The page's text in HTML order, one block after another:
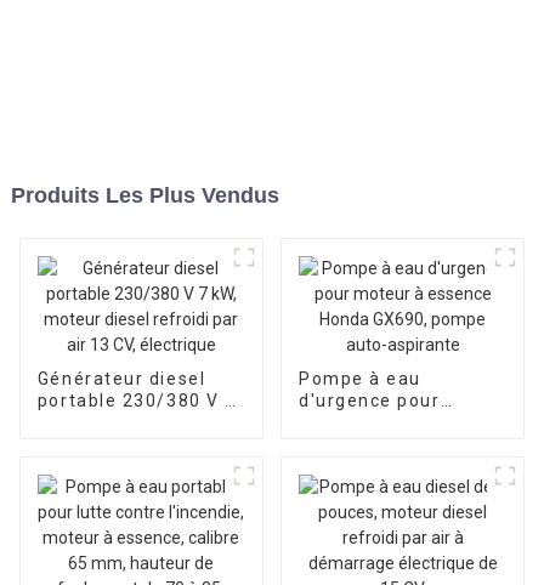
Produits Les Plus Vendus
Générateur diesel
portable 230/380 V 7
Pompe à eau
d'urgence pour